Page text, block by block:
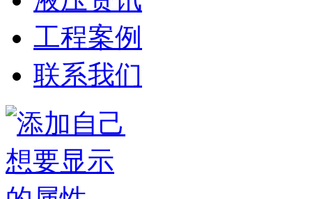
工程案例
联系我们